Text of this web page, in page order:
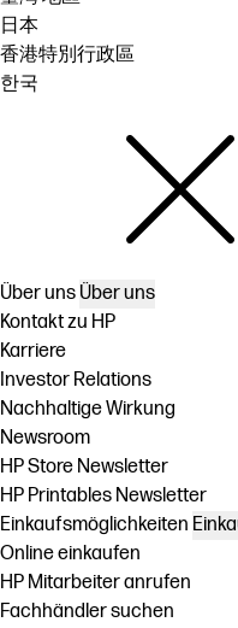
日本
香港特別行政區
한국
Über uns Über uns
Kontakt zu HP
Karriere
Investor Relations
Nachhaltige Wirkung
Newsroom
HP Store Newsletter
HP Printables Newsletter
Einkaufsmöglichkeiten
Online einkaufen
HP Mitarbeiter anrufen
Fachhändler suchen